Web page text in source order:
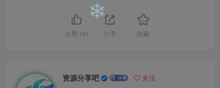
点赞 101 分享 收藏
资源分享吧 关注
❄